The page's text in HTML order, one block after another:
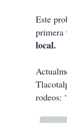
Este
primera
local.
rodeos: